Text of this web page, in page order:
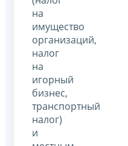
на
имущество
организаций,
налог
на
игорный
бизнес,
транспортный
налог)
и